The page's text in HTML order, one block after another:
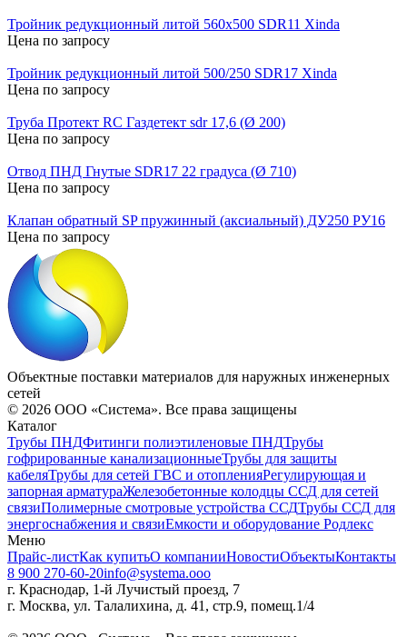
Тройник редукционный литой 560х500 SDR11 Xinda
Цена по запросу
Тройник редукционный литой 500/250 SDR17 Xinda
Цена по запросу
Труба Протект RC Газдетект sdr 17,6 (Ø 200)
Цена по запросу
Отвод ПНД Гнутые SDR17 22 градуса (Ø 710)
Цена по запросу
Клапан обратный SP пружинный (аксиальный) ДУ250 РУ16
Цена по запросу
Объектные поставки материалов для наружных инженерных
сетей
© 2026 ООО «Система». Все права защищены
Каталог
Трубы ПНДФитинги полиэтиленовые ПНДТрубы
гофрированные канализационныеТрубы для защиты
кабеляТрубы для сетей ГВС и отопленияРегулирующая и
запорная арматураЖелезобетонные колодцы ССД для сетей
связиПолимерные смотровые устройства ССДТрубы ССД для
энергоснабжения и связиЕмкости и оборудование Родлекс
Меню
Прайс-листКак купитьО компанииНовостиОбъектыКонтакты
8 900 270-60-20info@systema.ooo
г. Краснодар, 1-й Лучистый проезд, 7
г. Москва, ул. Талалихина, д. 41, стр.9, помещ.1/4